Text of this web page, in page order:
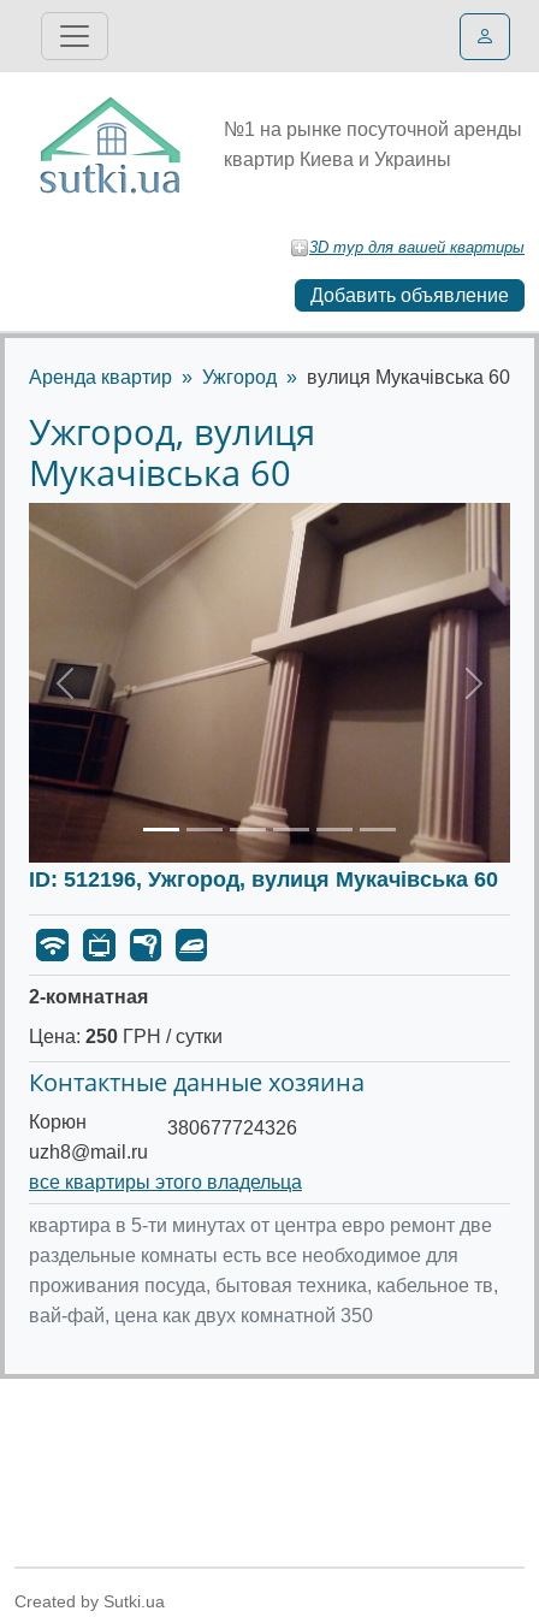
№1 на рынке посуточной аренды
квартир Киева и Украины
3D тур для вашей квартиры
Добавить объявление
Аренда квартир Ужгород вулиця Мукачівська 60
Ужгород, вулиця
Мукачівська 60
Предыдущее
ID: 512196, Ужгород, вулиця Мукачівська 60
2-комнатная
Цена: 250 ГРН / сутки
Контактные данные хозяина
Корюн
uzh8@mail.ru
380677724326
все квартиры этого владельца
квартира в 5-ти минутах от центра евро ремонт две
раздельные комнаты есть все необходимое для
проживания посуда, бытовая техника, кабельное тв,
вай-фай, цена как двух комнатной 350
Created by Sutki.ua